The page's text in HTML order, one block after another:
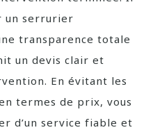
un serrurier
transparence totale
un devis clair et
En évitant les
termes de prix, vous
d’un service fiable et